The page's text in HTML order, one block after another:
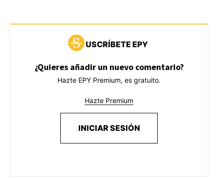
USCRÍBETE EPY
¿Quieres añadir un nuevo comentario?
Hazte EPY Premium, es gratuito.
Hazte Premium
INICIAR SESIÓN